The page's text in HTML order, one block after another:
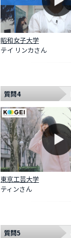
昭和女子大学
テイ リンカさん
質問4
東京工芸大学
ティンさん
質問5